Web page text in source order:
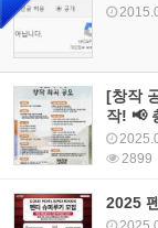
[창작
작! 📢
2899
2025